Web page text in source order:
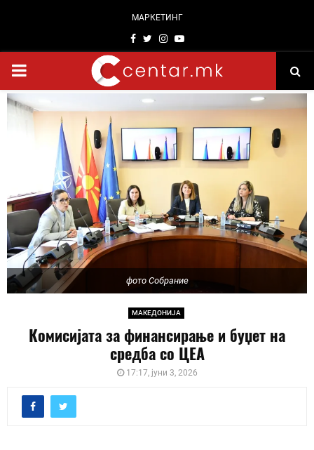
МАРКЕТИНГ
Facebook
TwitterInstagram
Youtube
PRIMARY
MENU
фото Собрание
МАКЕДОНИЈА
Комисијата за финансирање и буџет на
средба со ЦЕА
17:17, јуни 3, 2026